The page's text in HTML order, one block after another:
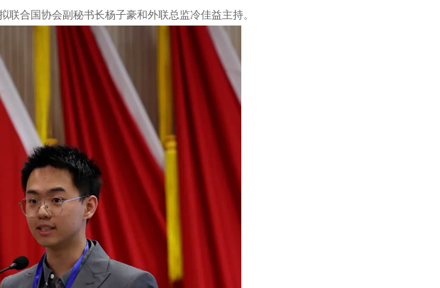
合国协会副秘书长杨子豪和外联总监冷佳益主持。